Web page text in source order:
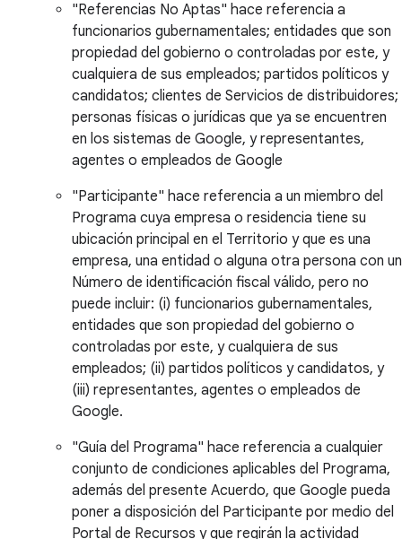
"Referencias No Aptas" hace referencia a
funcionarios gubernamentales; entidades que son
propiedad del gobierno o controladas por este, y
cualquiera de sus empleados; partidos políticos y
candidatos; clientes de Servicios de distribuidores;
personas físicas o jurídicas que ya se encuentren
en los sistemas de Google, y representantes,
agentes o empleados de Google
"Participante" hace referencia a un miembro del
Programa cuya empresa o residencia tiene su
ubicación principal en el Territorio y que es una
empresa, una entidad o alguna otra persona con un
Número de identificación fiscal válido, pero no
puede incluir: (i) funcionarios gubernamentales,
entidades que son propiedad del gobierno o
controladas por este, y cualquiera de sus
empleados; (ii) partidos políticos y candidatos, y
(iii) representantes, agentes o empleados de
Google.
"Guía del Programa" hace referencia a cualquier
conjunto de condiciones aplicables del Programa,
además del presente Acuerdo, que Google pueda
poner a disposición del Participante por medio del
Portal de Recursos y que regirán la actividad